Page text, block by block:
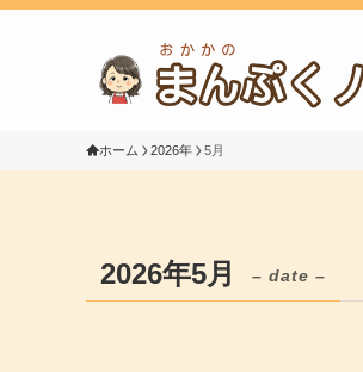
ホーム 2026年 5月
2026年5月 – date –